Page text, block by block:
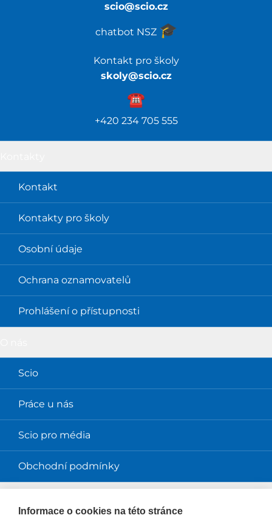
scio@scio.cz
chatbot NSZ 🎓️
Kontakt pro školy
skoly@scio.cz
☎️️
+420 234 705 555
Kontakt
Kontakty pro školy
Osobní údaje
Ochrana oznamovatelů
Prohlášení o přístupnosti
Scio
Práce u nás
Scio pro média
Obchodní podmínky
Informace o cookies na této stránce